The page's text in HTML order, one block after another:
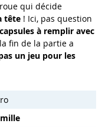
qui décide
tête ! Ici, pas question
capsules à remplir avec
fin de la partie a
un jeu pour les